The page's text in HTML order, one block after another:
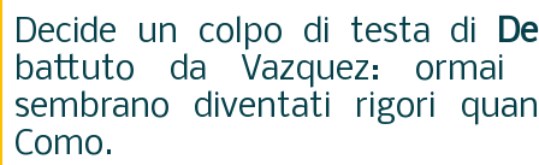
Decide un colpo di testa di
battuto da Vazquez: ormai
sembrano diventati rigori
Como.